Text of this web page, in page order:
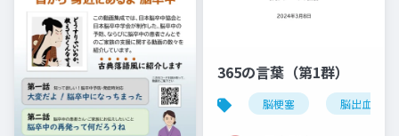
365の言葉（第1群）
脳梗塞 脳出血